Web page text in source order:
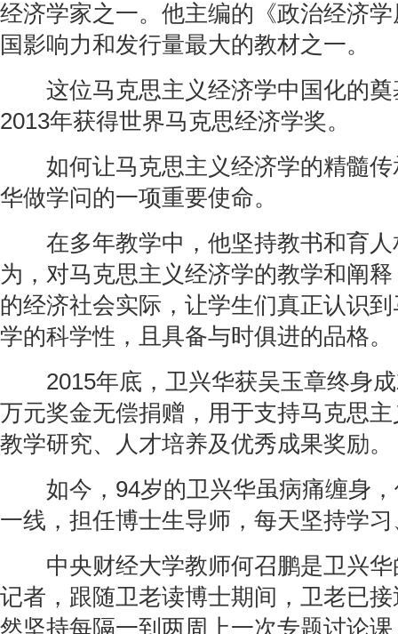
经济学家之一。他主编的《政治经济
国影响力和发行量最大的教材之一。
这位马克思主义经济学中国化的奠
2013年获得世界马克思经济学奖。
如何让马克思主义经济学的精髓传
华做学问的一项重要使命。
在多年教学中，他坚持教书和育人
为，对马克思主义经济学的教学和阐
的经济社会实际，让学生们真正认识
学的科学性，且具备与时俱进的品格。
2015年底，卫兴华获吴玉章终身成
万元奖金无偿捐赠，用于支持马克思
教学研究、人才培养及优秀成果奖励。
如今，94岁的卫兴华虽病痛缠身，
一线，担任博士生导师，每天坚持学
中央财经大学教师何召鹏是卫兴华
记者，跟随卫老读博士期间，卫老已
然坚持每隔一到两周上一次专题讨论